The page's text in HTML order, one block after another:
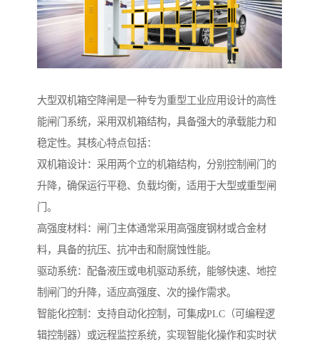
大型双机箱空降闸是一种专为重型工业应用设计的高性
能闸门系统，采用双机箱结构，具备强大的承载能力和
稳定性。其核心特点包括：
双机箱设计：采用两个立的机箱结构，分别控制闸门的
升降，确保运行平稳、负载均衡，适用于大型或重型闸
门。
高强度材料：闸门主体通常采用高强度钢材或合金材
料，具备的抗压、抗冲击和耐腐蚀性能。
驱动系统：配备液压或电机驱动系统，能够快速、地控
制闸门的升降，适应高强度、次的操作需求。
智能化控制：支持自动化控制，可集成PLC（可编程逻
辑控制器）或远程监控系统，实现智能化操作和实时状